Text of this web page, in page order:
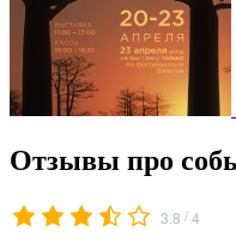
Отзывы про
3.8 /4